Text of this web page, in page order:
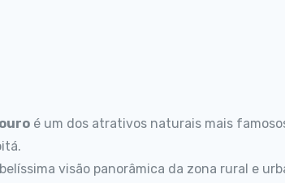
é um dos atrativos naturais mais
visão panorâmica da zona rural e